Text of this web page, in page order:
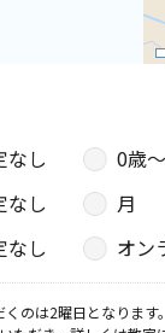
なし 0歳〜
なし 月
なし オン
のは2曜日となります。